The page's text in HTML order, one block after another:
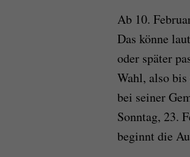
Ab 10.
Das könne
oder später
Wahl, also
bei seiner
Sonntag, 23.
beginnt die